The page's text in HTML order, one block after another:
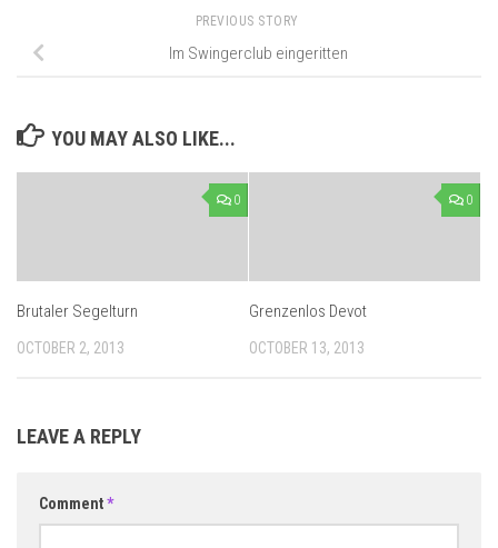
PREVIOUS STORY
Im Swingerclub eingeritten
YOU MAY ALSO LIKE...
0
Brutaler Segelturn
OCTOBER 2, 2013
0
Grenzenlos Devot
OCTOBER 13, 2013
LEAVE A REPLY
Comment*